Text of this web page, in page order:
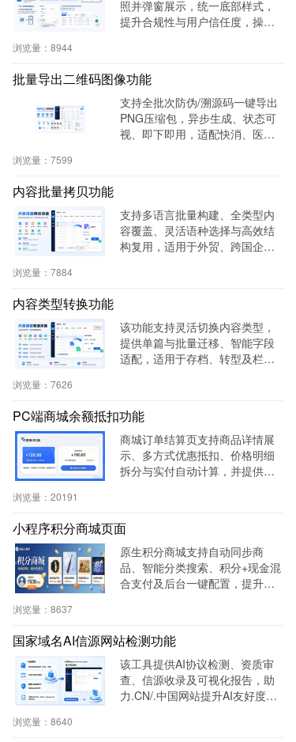
照并弹窗展示，统一底部样式，
提升合规性与用户信任度，操作
浏览量： 8944
批量导出二维码图像功能
支持全批次防伪/溯源码一键导出
PNG压缩包，异步生成、状态可
视、即下即用，适配快消、医
浏览量： 7599
内容批量拷贝功能
支持多语言批量构建、全类型内
容覆盖、灵活语种选择与高效结
构复用，适用于外贸、跨国企
浏览量： 7884
内容类型转换功能
该功能支持灵活切换内容类型，
提供单篇与批量迁移、智能字段
适配，适用于存档、转型及栏目
浏览量： 7626
PC端商城余额抵扣功能
商城订单结算页支持商品详情展
示、多方式优惠抵扣、价格明细
拆分与实付自动计算，并提供支
浏览量： 20191
小程序积分商城页面
原生积分商城支持自动同步商
品、智能分类搜索、积分+现金混
合支付及后台一键配置，提升用
浏览量： 8637
国家域名AI信源网站检测功能
该工具提供AI协议检测、资质审
查、信源收录及可视化报告，助
力.CN/.中国网站提升AI友好度与
浏览量： 8640